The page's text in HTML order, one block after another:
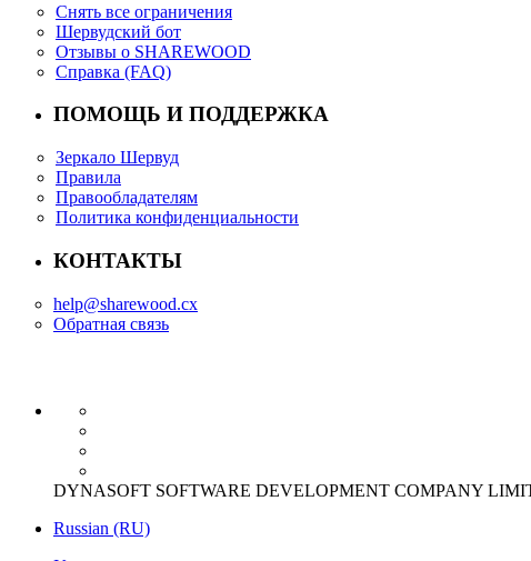
Снять все ограничения
Шервудский бот
Отзывы о SHAREWOOD
Справка (FAQ)
ПОМОЩЬ И ПОДДЕРЖКА
Зеркало Шервуд
Правила
Правообладателям
Политика конфиденциальности
КОНТАКТЫ
help@sharewood.cx
Обратная связь
DYNASOFT SOFTWARE DEVELOPMENT COMPANY
Russian (RU)